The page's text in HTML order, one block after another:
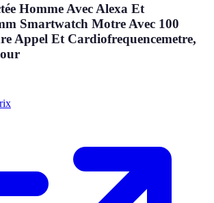
Homme Avec Alexa Et
Smartwatch Motre Avec 100
Appel Et Cardiofrequencemetre,